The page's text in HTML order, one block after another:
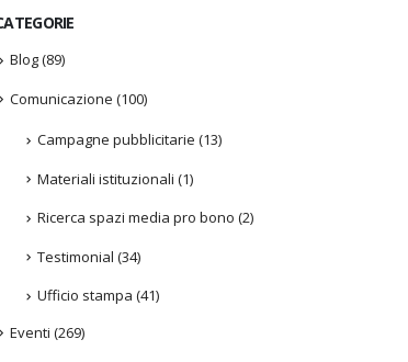
Blog(89)
Comunicazione (100)
Campagne pubblicitarie (13)
Materiali istituzionali (1)
Ricerca spazi media pro bono (2)
Testimonial (34)
Ufficio stampa (41)
Eventi (269)